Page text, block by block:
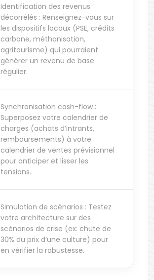
Identification des revenus
décorrélés : Renseignez-vous sur
les dispositifs locaux (PSE, crédits
carbone, méthanisation,
agritourisme) qui pourraient
générer un revenu de base
régulier.
Synchronisation cash-flow :
Superposez votre calendrier de
charges (achats d’intrants,
remboursements) à votre
calendrier de ventes prévisionnel
pour anticiper et lisser les
tensions.
Simulation de scénarios : Testez
votre architecture sur des
scénarios de crise (ex: chute de
30% du prix d’une culture) pour
en vérifier la robustesse.